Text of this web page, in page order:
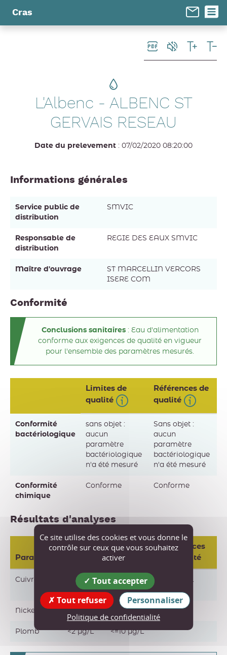
Cras
L'Albenc - ALBENC ST
GERVAIS RESEAU
Date du prelevement : 07/02/2020 08:20:00
Informations générales
Service public de
distribution
SMVIC
Responsable de
distribution
REGIE DES EAUX SMVIC
Maître d'ouvrage
ST MARCELLIN VERCORS
ISERE COM
Conformité
Conclusions sanitaires: Eau d'alimentation
conforme aux exigences de qualité en vigueur
pour l'ensemble des paramètres mesurés.
Limites de
qualité
Information
Références de
qualité
Conformité
bactériologique
sans objet :
aucun
paramètre
bactériologique
n'a été mesuré
Sans objet :
aucun
paramètre
bactériologique
n'a été mesuré
Conformité
chimique
Conforme Conforme
Résultats d'analyses
Paramètre
Limites de
qualité
Références
de qualité
Cuivre
0,096
mg/L
<=2 mg/L <=1 mg/L
Nickel <5 µg/L <=20 µg/L
Plomb <2 µg/L <=10 µg/L
Ce site utilise des cookies et vous donne le
contrôle sur ceux que vous souhaitez
activer
Tout accepter
Tout refuser
Personnaliser
Politique de confidentialité